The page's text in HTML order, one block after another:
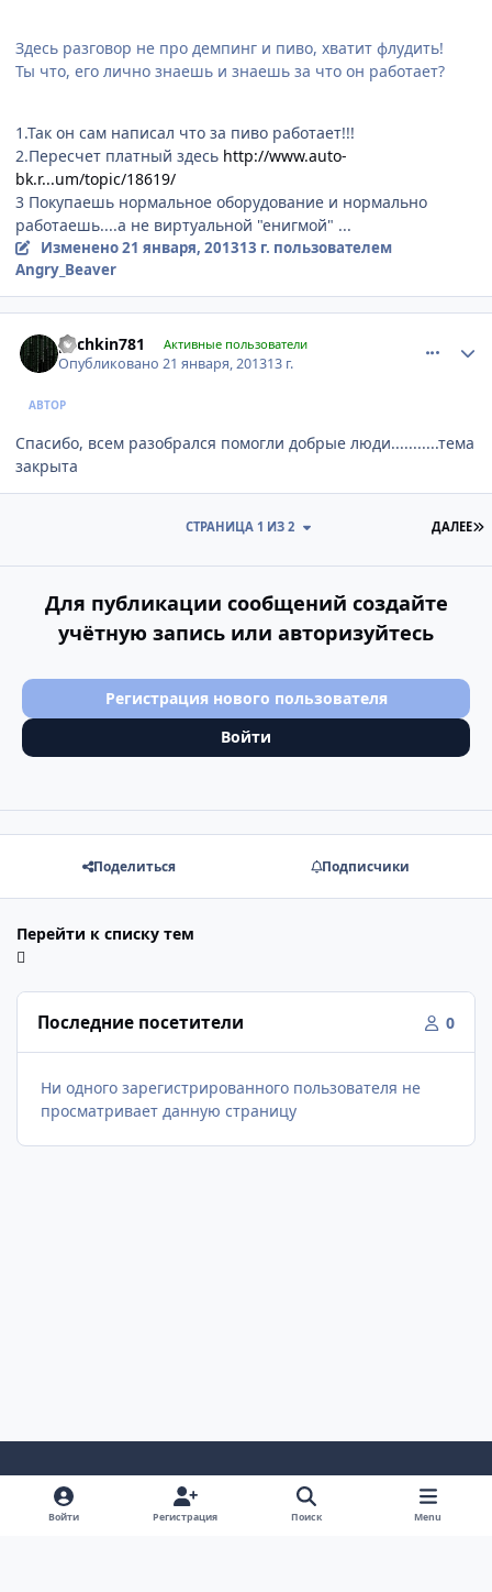
Здесь разговор не про демпинг и пиво, хватит флудить!
Ты что, его лично знаешь и знаешь за что он работает?
1.Так он сам написал что за пиво работает!!!
2.Пересчет платный здесь http://www.auto-
bk.r...um/topic/18619/
3 Покупаешь нормальное оборудование и нормально
работаешь....а не виртуальной "енигмой" ...
Изменено21 января, 201313 г. пользователем
Angry_Beaver
pechkin781 Активные пользователи
Опубликовано21 января, 201313 г.
АВТОР
Спасибо, всем разобрался помогли добрые люди...........тема
закрыта
ДАЛЕЕ
СТРАНИЦА 1 ИЗ 2
Для публикации сообщений создайте
учётную запись или авторизуйтесь
Регистрация нового пользователя
Войти
Поделиться Подписчики
Перейти к списку тем
Последние посетители 0
Ни одного зарегистрированного пользователя не
просматривает данную страницу
Светлый Режим
Темный РежимНастройка Системы
Войти Регистрация Поиск Menu